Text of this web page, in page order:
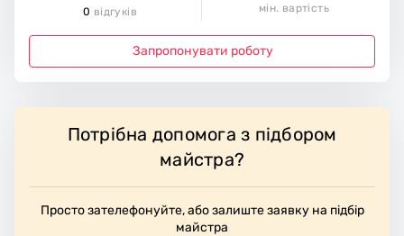
0 відгуків мін. вартість
Запропонувати роботу
Потрібна допомога з підбором
майстра?
Просто зателефонуйте, або залиште заявку на підбір
майстра